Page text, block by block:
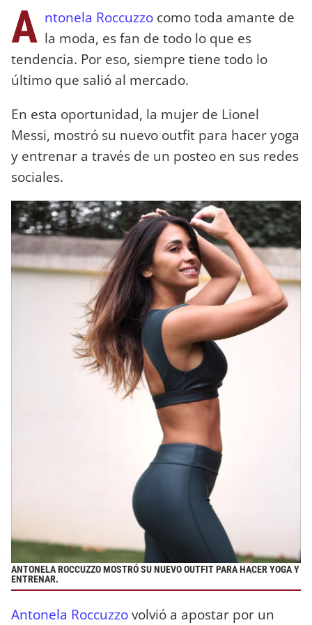
A ntonela Roccuzzo como toda amante de
la moda, es fan de todo lo que es
tendencia. Por eso, siempre tiene todo lo
último que salió al mercado.
En esta oportunidad, la mujer de Lionel
Messi, mostró su nuevo outfit para hacer yoga
y entrenar a través de un posteo en sus redes
sociales.
ANTONELA ROCCUZZO MOSTRÓ SU NUEVO OUTFIT PARA HACER YOGA Y
ENTRENAR.
Antonela Roccuzzovolvió a apostar por un